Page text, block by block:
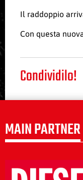
Il raddoppio
Con questa
Condividilo!
MAIN PARTNER